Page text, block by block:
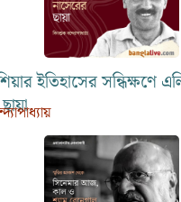
ইতিহাসের সন্ধিক্ষণে